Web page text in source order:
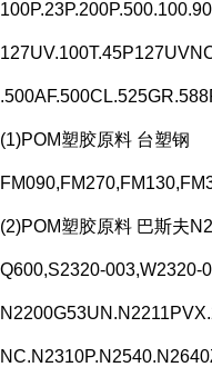
(1)POM塑胶原料 台塑钢
(2)POM塑胶原料 巴斯夫
Q600,S2320-003,W2320-